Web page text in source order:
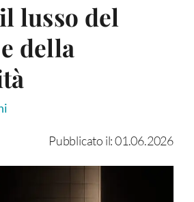
lusso del
della
Pubblicato il: 01.06.2026